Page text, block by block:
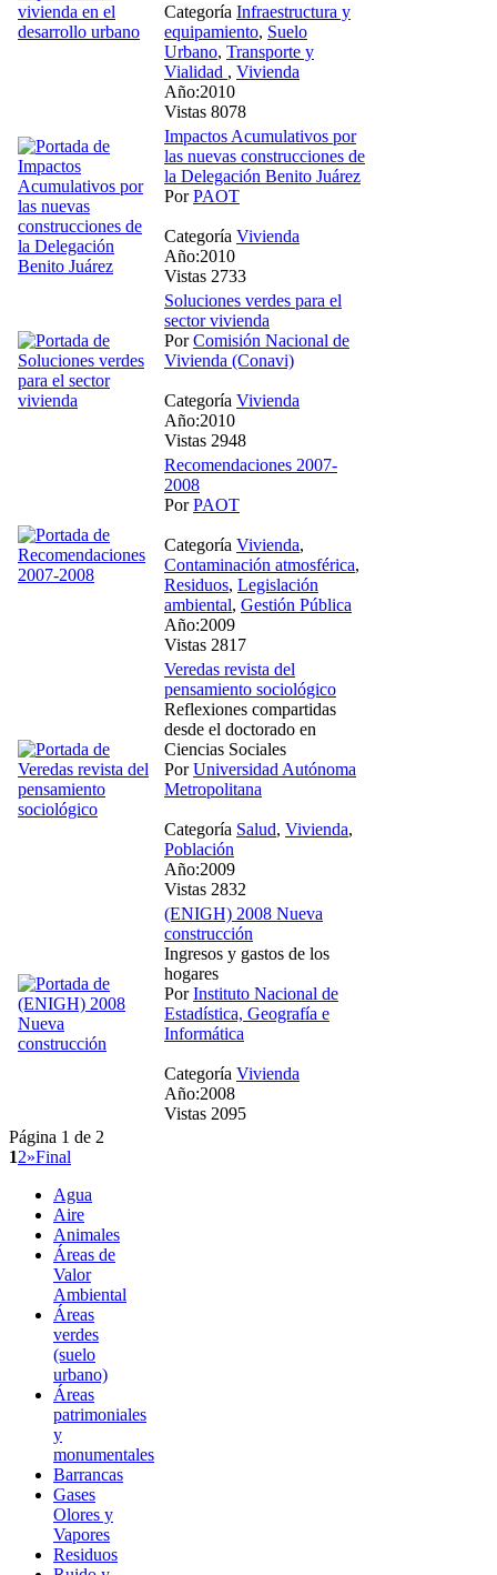
Categoría Infraestructura y
equipamiento, Suelo
Urbano, Transporte y
Vialidad , Vivienda
Año:2010
Vistas 8078
Impactos Acumulativos por
las nuevas construcciones de
la Delegación Benito Juárez
PorPAOT
Categoría Vivienda
Año:2010
Vistas 2733
Soluciones verdes para el
sector vivienda
PorComisión Nacional de
Vivienda (Conavi)
Categoría Vivienda
Año:2010
Vistas 2948
Recomendaciones 2007-
2008
PorPAOT
Categoría Vivienda,
Contaminación atmosférica,
Residuos, Legislación
ambiental, Gestión Pública
Año:2009
Vistas 2817
Veredas revista del
pensamiento sociológico
Reflexiones compartidas
desde el doctorado en
Ciencias Sociales
PorUniversidad Autónoma
Metropolitana
Categoría Salud, Vivienda,
Población
Año:2009
Vistas 2832
(ENIGH) 2008 Nueva
construcción
Ingresos y gastos de los
hogares
PorInstituto Nacional de
Estadística, Geografía e
Informática
Categoría Vivienda
Año:2008
Vistas 2095
Página 1 de 2
12»Final
Agua
Aire
Animales
Áreas de
Valor
Ambiental
Áreas
verdes
(suelo
urbano)
Áreas
patrimoniales
y
monumentales
Barrancas
Gases
Olores y
Vapores
Residuos